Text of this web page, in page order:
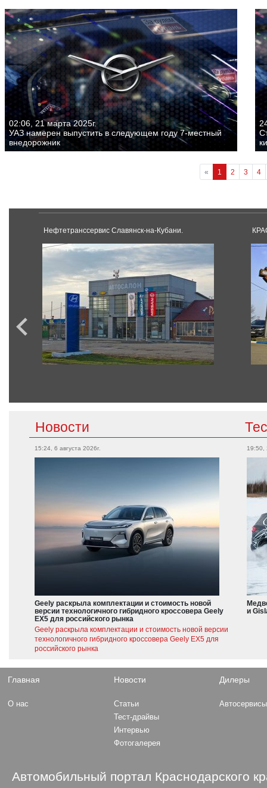
02:06, 21 марта 2025г.
УАЗ намерен выпустить в следующем году 7-местный
внедорожник
« 1 2 3 4
Нефтетранссервис Славянск-на-Кубани.
Новости
15:24, 6 августа 2026г.
Geely раскрыла комплектации и стоимость новой
версии технологичного гибридного кроссовера Geely
EX5 для российского рынка
Geely раскрыла комплектации и стоимость новой версии
технологичного гибридного кроссовера Geely EX5 для
российского рынка
19:50,
и
Главная
О нас
Новости
Статьи
Тест-драйвы
Интервью
Фотогалерея
Дилеры
Автосервисы
Автомобильный портал Краснодарского